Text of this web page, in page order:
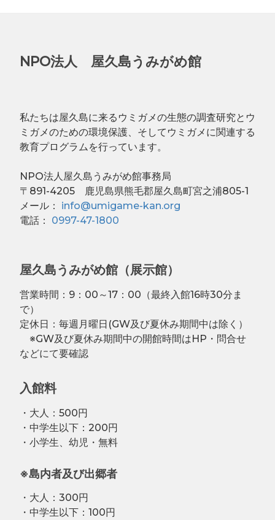
NPO法人 屋久島うみがめ館
私たちは屋久島に来るウミガメの生態の調査研究とウ
ミガメのための環境保護、そしてウミガメに関連する
教育プログラムを行っています。
NPO法人屋久島うみがめ館事務局
〒891-4205 鹿児島県熊毛郡屋久島町宮之浦805-1
メール： info@umigame-kan.org
電話：
0997-47-1800
屋久島うみがめ館（展示館）
営業時間：9：00～17：00（最終入館16時30分ま
で）
定休日：毎週月曜日(GW及び夏休み期間中は除く）
※GW及び夏休み期間中の開館時間はHP・問合せ
などにて要確認
入館料
・大人：500円
・中学生以下：200円
・小学生、幼児・無料
※島内者及び出郷者
・大人：300円
・中学生以下：100円